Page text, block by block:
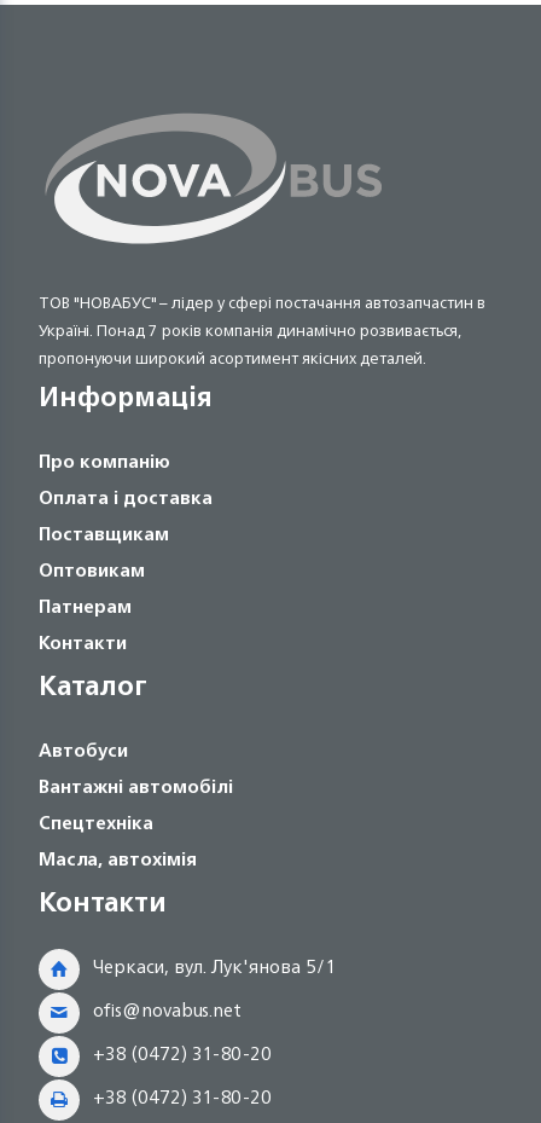
ТОВ "НОВАБУС" – лідер у сфері постачання автозапчастин в
Україні. Понад 7 років компанія динамічно розвивається,
пропонуючи широкий асортимент якісних деталей.
Информація
Про компанію
Оплата і доставка
Поставщикам
Оптовикам
Патнерам
Контакти
Каталог
Автобуси
Вантажні автомобілі
Спецтехніка
Масла, автохімія
Контакти
Черкаси, вул. Лук'янова 5/1
ofis@novabus.net
+38 (0472) 31-80-20
+38 (0472) 31-80-20